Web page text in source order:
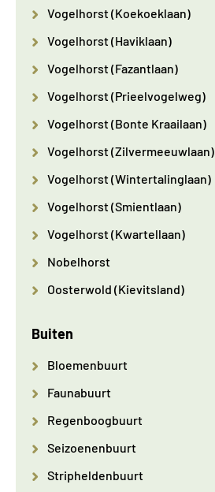
Vogelhorst (Koekoeklaan)
Vogelhorst (Haviklaan)
Vogelhorst (Fazantlaan)
Vogelhorst (Prieelvogelweg)
Vogelhorst (Bonte Kraailaan)
Vogelhorst (Zilvermeeuwlaan)
Vogelhorst (Wintertalinglaan)
Vogelhorst (Smientlaan)
Vogelhorst (Kwartellaan)
Nobelhorst
Oosterwold (Kievitsland)
Buiten
Bloemenbuurt
Faunabuurt
Regenboogbuurt
Seizoenenbuurt
Stripheldenbuurt